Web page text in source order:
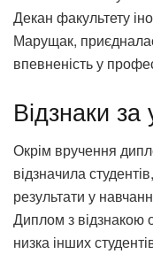
Декан факультету
Марущак,
впевненість у
Відзнаки за
Окрім вручення
відзначила
результати у
Диплом з відзнакою
низка інших